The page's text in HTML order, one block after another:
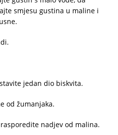
smjesu gustina u maline i
jedan dio biskvita.
od žumanjaka.
nadjev od malina.